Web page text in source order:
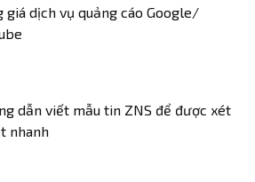
giá dịch vụ quảng cáo Google/
dẫn viết mẫu tin ZNS để được xét
nhanh